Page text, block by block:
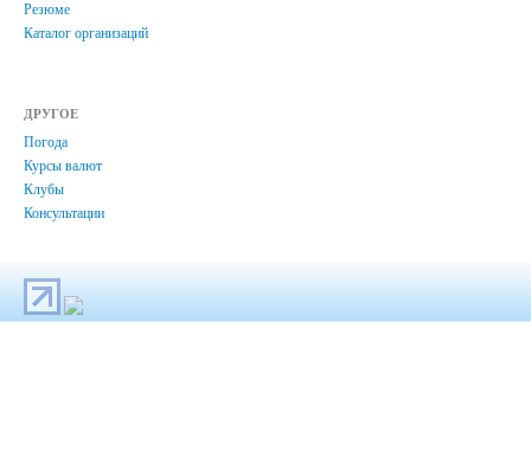
Резюме
Каталог организаций
ДРУГОЕ
Погода
Курсы валют
Клубы
Консультации